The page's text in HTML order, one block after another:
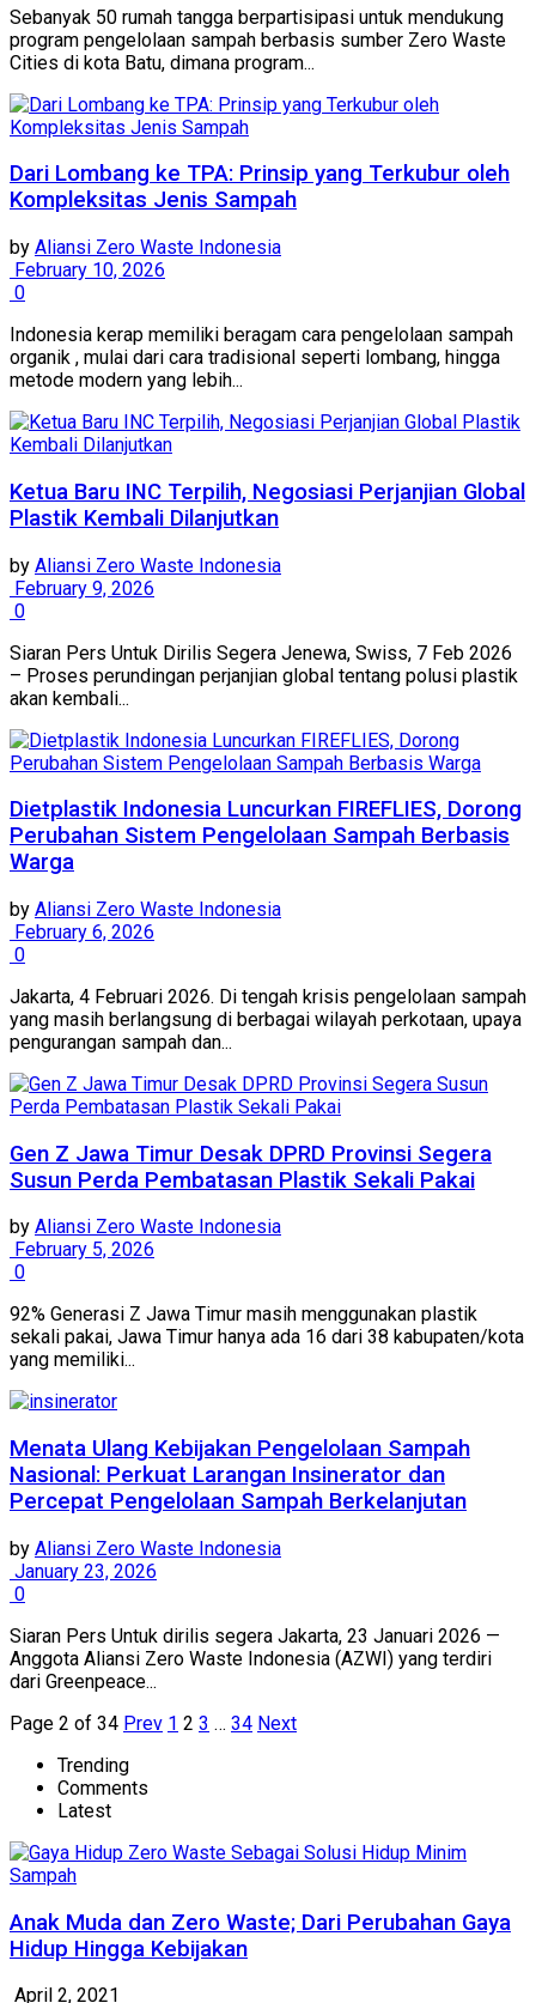
Sebanyak 50 rumah tangga berpartisipasi untuk mendukung
program pengelolaan sampah berbasis sumber Zero Waste
Cities di kota Batu, dimana program...
Dari Lombang ke TPA: Prinsip yang Terkubur oleh
Kompleksitas Jenis Sampah
by Aliansi Zero Waste Indonesia
February 10, 2026
0
Indonesia kerap memiliki beragam cara pengelolaan sampah
organik , mulai dari cara tradisional seperti lombang, hingga
metode modern yang lebih...
Ketua Baru INC Terpilih, Negosiasi Perjanjian Global
Plastik Kembali Dilanjutkan
by Aliansi Zero Waste Indonesia
February 9, 2026
0
Siaran Pers Untuk Dirilis Segera Jenewa, Swiss, 7 Feb 2026
– Proses perundingan perjanjian global tentang polusi plastik
akan kembali...
Dietplastik Indonesia Luncurkan FIREFLIES, Dorong
Perubahan Sistem Pengelolaan Sampah Berbasis
Warga
by Aliansi Zero Waste Indonesia
February 6, 2026
0
Jakarta, 4 Februari 2026. Di tengah krisis pengelolaan sampah
yang masih berlangsung di berbagai wilayah perkotaan, upaya
pengurangan sampah dan...
Gen Z Jawa Timur Desak DPRD Provinsi Segera
Susun Perda Pembatasan Plastik Sekali Pakai
by Aliansi Zero Waste Indonesia
February 5, 2026
0
92% Generasi Z Jawa Timur masih menggunakan plastik
sekali pakai, Jawa Timur hanya ada 16 dari 38 kabupaten/kota
yang memiliki...
Menata Ulang Kebijakan Pengelolaan Sampah
Nasional: Perkuat Larangan Insinerator dan
Percepat Pengelolaan Sampah Berkelanjutan
by Aliansi Zero Waste Indonesia
January 23, 2026
0
Siaran Pers Untuk dirilis segera Jakarta, 23 Januari 2026 —
Anggota Aliansi Zero Waste Indonesia (AZWI) yang terdiri
dari Greenpeace...
Page 2 of 34 Prev 1 2 3 … 34 Next
Trending
Comments
Latest
Anak Muda dan Zero Waste; Dari Perubahan Gaya
Hidup Hingga Kebijakan
April 2, 2021